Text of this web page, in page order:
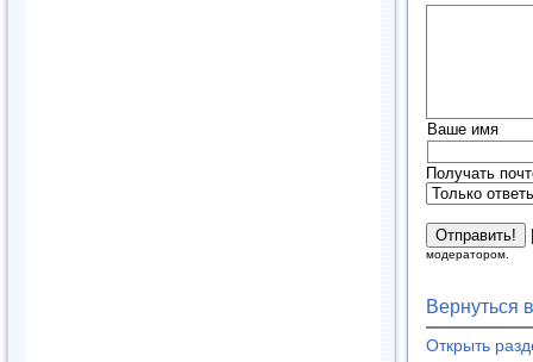
Ваше имя
Получать
модератором.
Вернуться
Открыть